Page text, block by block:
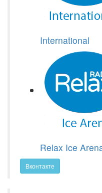
International
Relax Ice
Вконтакте